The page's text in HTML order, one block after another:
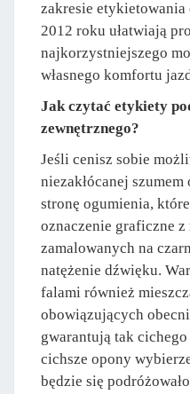
zakresie
2012 roku ułatwiają
najkorzystniejszego
własnego komfortu
Jak czytać etykiety
zewnętrznego?
Jeśli cenisz sobie
niezakłócanej
stronę ogumienia,
oznaczenie graficzne
zamalowanych na
natężenie dźwięku.
falami również
obowiązujących
gwarantują tak
cichsze opony
będzie się